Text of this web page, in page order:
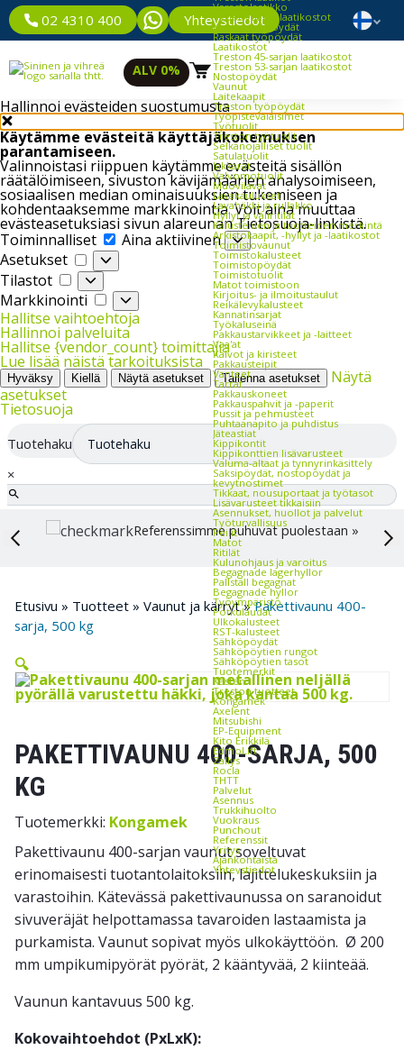
Hallinnoi evästeiden suostumusta
Käytämme evästeitä käyttäjäkokemuksen
parantamiseen.
Valinnoistasi riippuen käytämme evästeitä sisällön
räätälöimiseen, sivuston kävijämäärien analysoimiseen,
sosiaalisen median ominaisuuksien tukemiseen ja
kohdentaaksemme markkinointia. Voit aina muuttaa
evästeasetuksiasi sivun alareunan Tietosuoja-linkistä.
Toiminnalliset
Toiminnalliset
Aina aktiivinen
Asetukset
Asetukset
Tilastot
Tilastot
Markkinointi
Markkinointi
Hallitse vaihtoehtoja
Hallinnoi palveluita
Hallitse {vendor_count} toimittajia
Lue lisää näistä tarkoituksista
Hyväksy Kiellä Näytä asetukset Tallenna asetukset
Näytä
asetukset
Tietosuoja
02 4310 400 Yhteystiedot
Varastolaatikko
Työpöydät ja laatikostot
Kevyet työpöydät
Raskaat työpöydät
Laatikostot
Treston 45-sarjan laatikostot
Treston 53-sarjan laatikostot
Nostopöydät
Vaunut
Laitekaapit
Treston työpöydät
Työpistevalaisimet
Työtuolit
Treston työtuolit
Selkänojalliset tuolit
Satulatuolit
Jakkarat
Valvomotuolit
Muovilavat
Lavakaulukset
Lavahäkki ja rullakko
Hyllyt ja väliritilät
Kalusteiden ja tuotteiden merkintä
Arkistokaapit, -hyllyt ja -laatikostot
Toimistovaunut
Toimistokalusteet
Toimistopöydät
Toimistotuolit
Matot toimistoon
Kirjoitus- ja ilmoitustaulut
Reikälevykalusteet
Kannatinsarjat
Työkaluseinä
Pakkaustarvikkeet ja -laitteet
Vaa'at
Kalvot ja kiristeet
Pakkausteipit
Vanteet
Tarrat
Pakkauskoneet
Pakkauspahvit ja -paperit
Pussit ja pehmusteet
Puhtaanapito ja puhdistus
Jäteastiat
Kippikontit
Kippikonttien lisävarusteet
Valuma-altaat ja tynnyrinkäsittely
Saksipöydät, nostopöydät ja
kevytnostimet
Tikkaat, nousuportaat ja työtasot
Lisävarusteet tikkaisiin
Asennukset, huollot ja palvelut
Työturvallisuus
Peilit
Matot
Ritilät
Kulunohjaus ja varoitus
Begagnade lagerhyllor
Pallställ begagnat
Begagnade hyllor
Työympäristö
Potkulaudat
Ulkokalusteet
RST-kalusteet
Sähköpöydät
Sähköpöytien rungot
Sähköpöytien tasot
Tuotemerkit
Kasten
Treston tuotteet
Kongamek
Axelent
Mitsubishi
EP-Equipment
Kito Erikkilä
EdmoLift
Zallys
Rocla
THTT
Palvelut
Asennus
Trukkihuolto
Vuokraus
Punchout
Referenssit
Yritys
Ajankohtaista
Yhteystiedot
ALV 0%
Tuotehaku
×
Referenssimme puhuvat puolestaan »
Etusivu » Tuotteet » Vaunut ja kärryt»Pakettivaunu 400-
sarja, 500 kg
🔍
PAKETTIVAUNU 400-SARJA, 500
KG
Tuotemerkki: Kongamek
Pakettivaunu 400-sarjan vaunut soveltuvat
erinomaisesti tuotantolaitoksiin, lajittelukeskuksiin ja
varastoihin. Kätevässä pakettivaunussa on saranoidut
sivuveräjät helpottamassa tavaroiden lastaamista ja
purkamista. Vaunut sopivat myös ulkokäyttöön. Ø 200
mm umpikumipyörät pyörät, 2 kääntyvää, 2 kiinteää.
Vaunun kantavuus 500 kg.
Kokovaihtoehdot (PxLxK):